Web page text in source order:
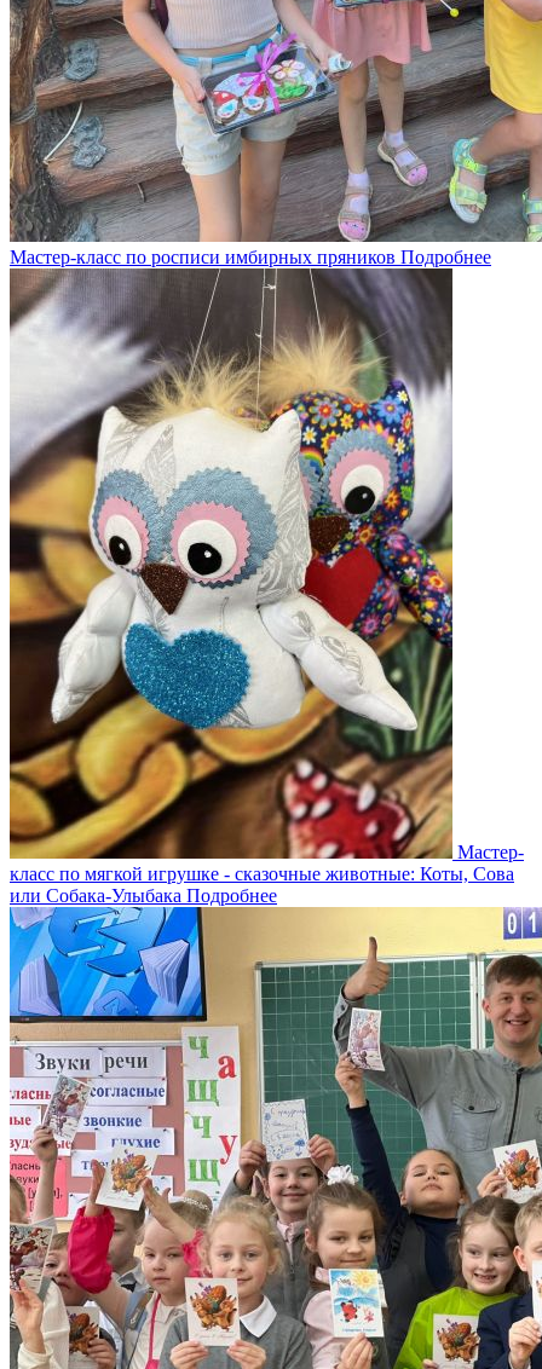
Мастер-класс по росписи имбирных пряников Подробнее
Мастер-
класс по мягкой игрушке - сказочные животные: Коты, Сова
или Собака-Улыбака Подробнее